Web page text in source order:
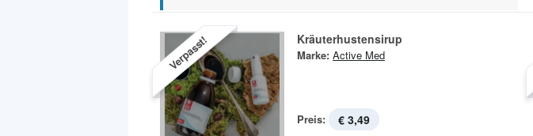
Verpasst! Kräuterhustensirup
Marke: Active Med
Preis: € 3,49